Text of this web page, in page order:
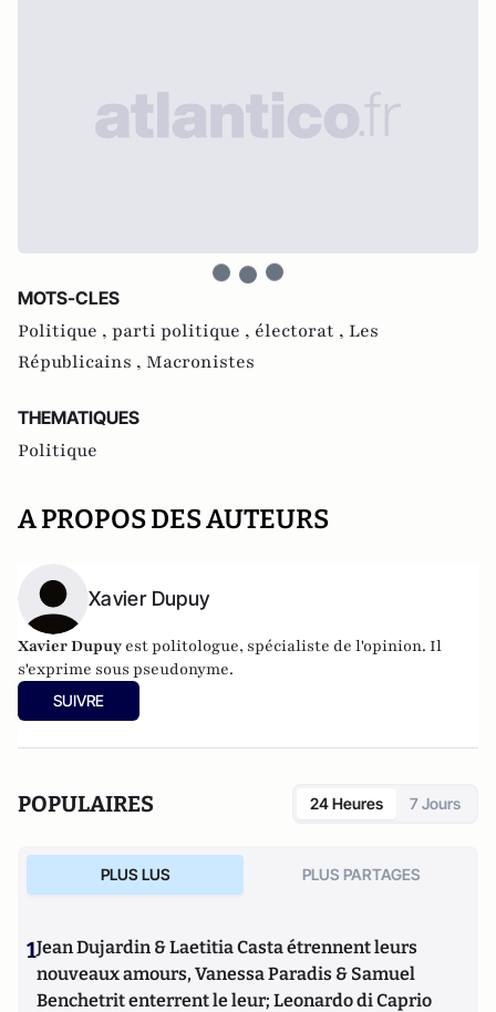
MOTS-CLES
Politique , parti politique , électorat , Les
Républicains , Macronistes
THEMATIQUES
Politique
A PROPOS DES AUTEURS
Xavier Dupuy
Xavier Dupuy est politologue, spécialiste de l'opinion. Il
s'exprime sous pseudonyme.
SUIVRE
POPULAIRES 24 Heures 7 Jours
PLUS LUS PLUS PARTAGES
1Jean Dujardin & Laetitia Casta étrennent leurs
nouveaux amours, Vanessa Paradis & Samuel
Benchetrit enterrent le leur; Leonardo di Caprio